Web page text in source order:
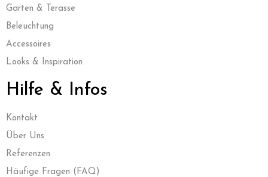
Garten & Terasse
Beleuchtung
Accessoires
Looks & Inspiration
Hilfe & Infos
Kontakt
Über Uns
Referenzen
Häufige Fragen (FAQ)